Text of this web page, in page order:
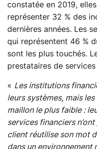
constatée en 2019,
représenter 32 % des
dernières années. Les
qui représentent 46 %
sont les plus touchés.
prestataires de services
« Les institutions
leurs systèmes, mais les
maillon le plus faible :
services financiers
client réutilise son mot
dans un environnement